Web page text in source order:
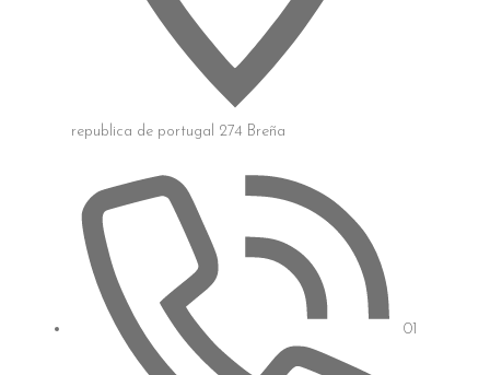
republica de portugal 274 Breña
01